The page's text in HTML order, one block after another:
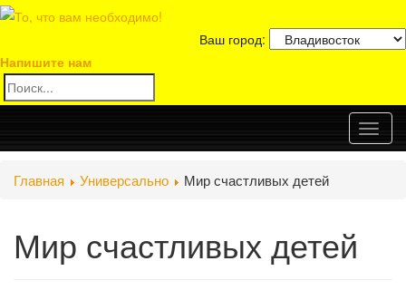
Ваш город:
Напишите нам
Главная Универсально Мир счастливых детей
Мир счастливых детей